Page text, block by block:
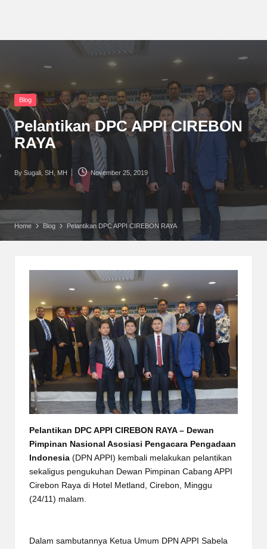
Posted
in
Blog
Pelantikan DPC APPI CIREBON
RAYA
Posted
By Sugali, SH, MH November 25, 2019
Home Blog Pelantikan DPC APPI CIREBON RAYA
Pelantikan DPC APPI CIREBON RAYA– Dewan
Pimpinan Nasional Asosiasi Pengacara Pengadaan
Indonesia (DPN APPI) kembali melakukan pelantikan
sekaligus pengukuhan Dewan Pimpinan Cabang APPI
Cirebon Raya di Hotel Metland, Cirebon, Minggu
(24/11) malam.
Dalam sambutannya Ketua Umum DPN APPI Sabela